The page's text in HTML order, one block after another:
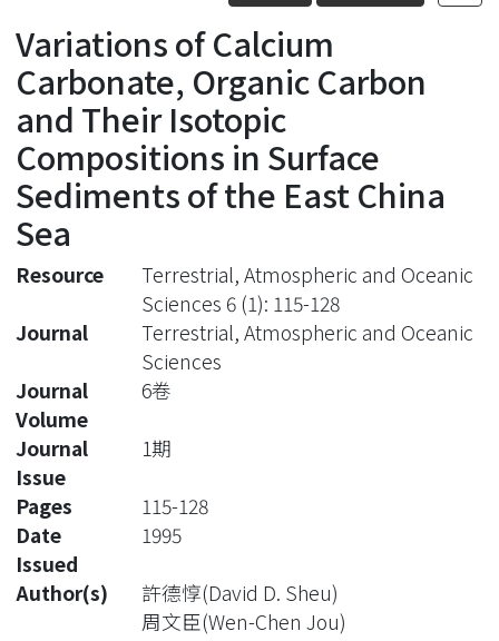
Statistics
Variations of Calcium
Carbonate, Organic Carbon
and Their Isotopic
Compositions in Surface
Sediments of the East China
Sea
Resource
Terrestrial, Atmospheric and Oceanic
Sciences 6 (1): 115-128
Journal
Terrestrial, Atmospheric and Oceanic
Sciences
Journal
Volume
6卷
Journal
Issue
1期
Pages
115-128
Date
Issued
1995
Author(s)
許德惇(David D. Sheu)
周文臣(Wen-Chen Jou)